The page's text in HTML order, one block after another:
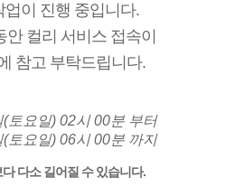
업이 진행 중입니다.
컬리 서비스 접속이
참고 부탁드립니다.
토요일) 02시 00분 부터
토요일) 06시 00분 까지
다소 길어질 수 있습니다.